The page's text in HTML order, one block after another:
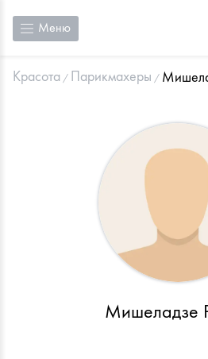
Меню
Красота Парикмахеры
Мишеладзе